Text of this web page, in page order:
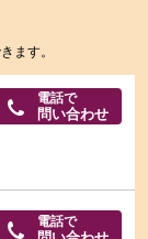
ます。
電話で
問い合わせ
電話で